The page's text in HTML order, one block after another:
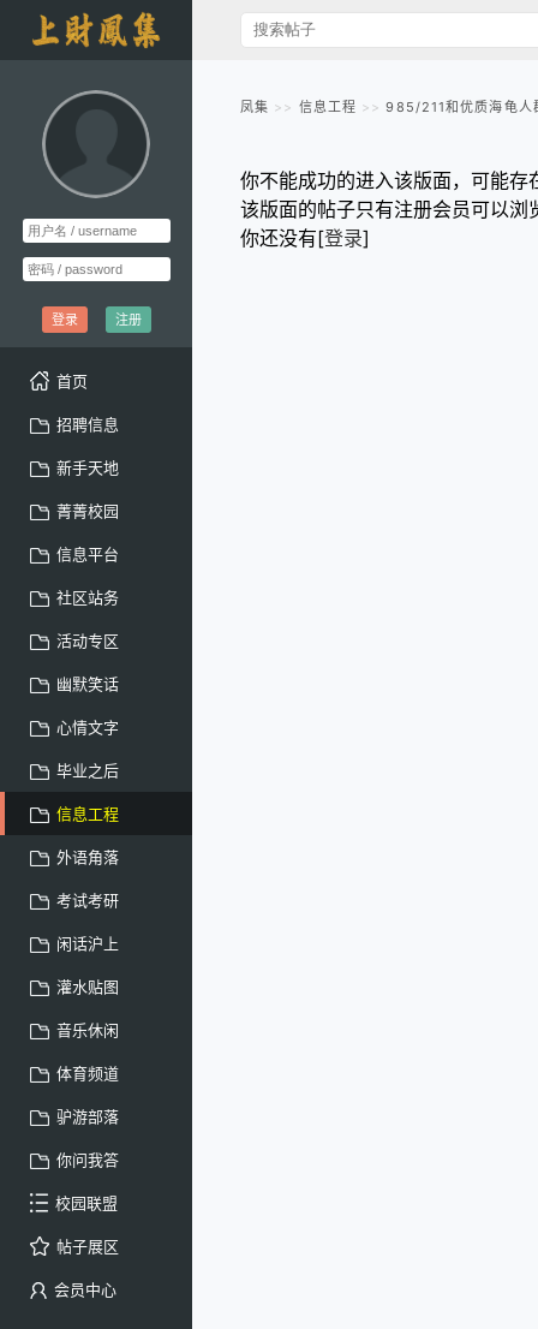
登录 注册
首页
招聘信息
新手天地
菁菁校园
信息平台
社区站务
活动专区
幽默笑话
心情文字
毕业之后
信息工程
外语角落
考试考研
闲话沪上
灌水贴图
音乐休闲
体育频道
驴游部落
你问我答
校园联盟
帖子展区
会员中心
凤集 信息工程 985/211和优质海龟人
你不能成功的进入该版面，可能存
该版面的帖子只有注册会员可以浏
你还没有[登录]